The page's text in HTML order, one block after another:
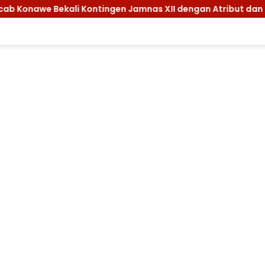
Jamnas XII dengan Atribut dan Motivasi, Incar Gelar